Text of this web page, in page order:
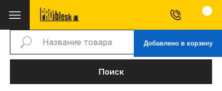
Добавлено в корзину
Поиск